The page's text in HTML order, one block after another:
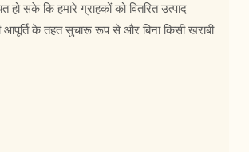
हो सके कि हमारे ग्राहकों को वितरित उत्पाद
आपूर्ति के तहत सुचारू रूप से और बिना किसी खराबी